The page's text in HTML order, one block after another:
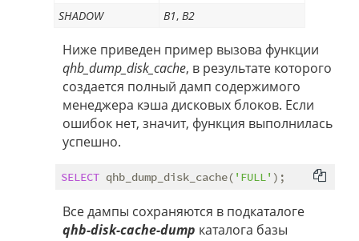
SHADOW
B1, B2
Ниже приведен пример вызова функции
qhb_dump_disk_cache, в результате которого
создается полный дамп содержимого
менеджера кэша дисковых блоков. Если
ошибок нет, значит, функция выполнилась
успешно.
SELECT qhb_dump_disk_cache( 'FULL'
Все дампы сохраняются в подкаталоге
qhb-disk-cache-dump каталога базы